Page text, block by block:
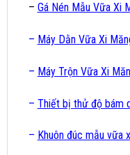
– Gá Nén Mẫu Vữa Xi
– Máy Dằn Vữa Xi
– Máy Trộn Vữa Xi
– Thiết bị thử độ bám
– Khuôn đúc mẫu vữa